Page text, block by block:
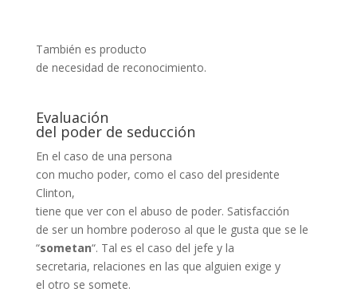
También es producto
de necesidad de reconocimiento.
Evaluación
del poder de seducción
En el caso de una persona
con mucho poder, como el caso del presidente
Clinton,
tiene que ver con el abuso de poder. Satisfacción
de ser un hombre poderoso al que le gusta que se le
“sometan“. Tal es el caso del jefe y la
secretaria, relaciones en las que alguien exige y
el otro se somete.